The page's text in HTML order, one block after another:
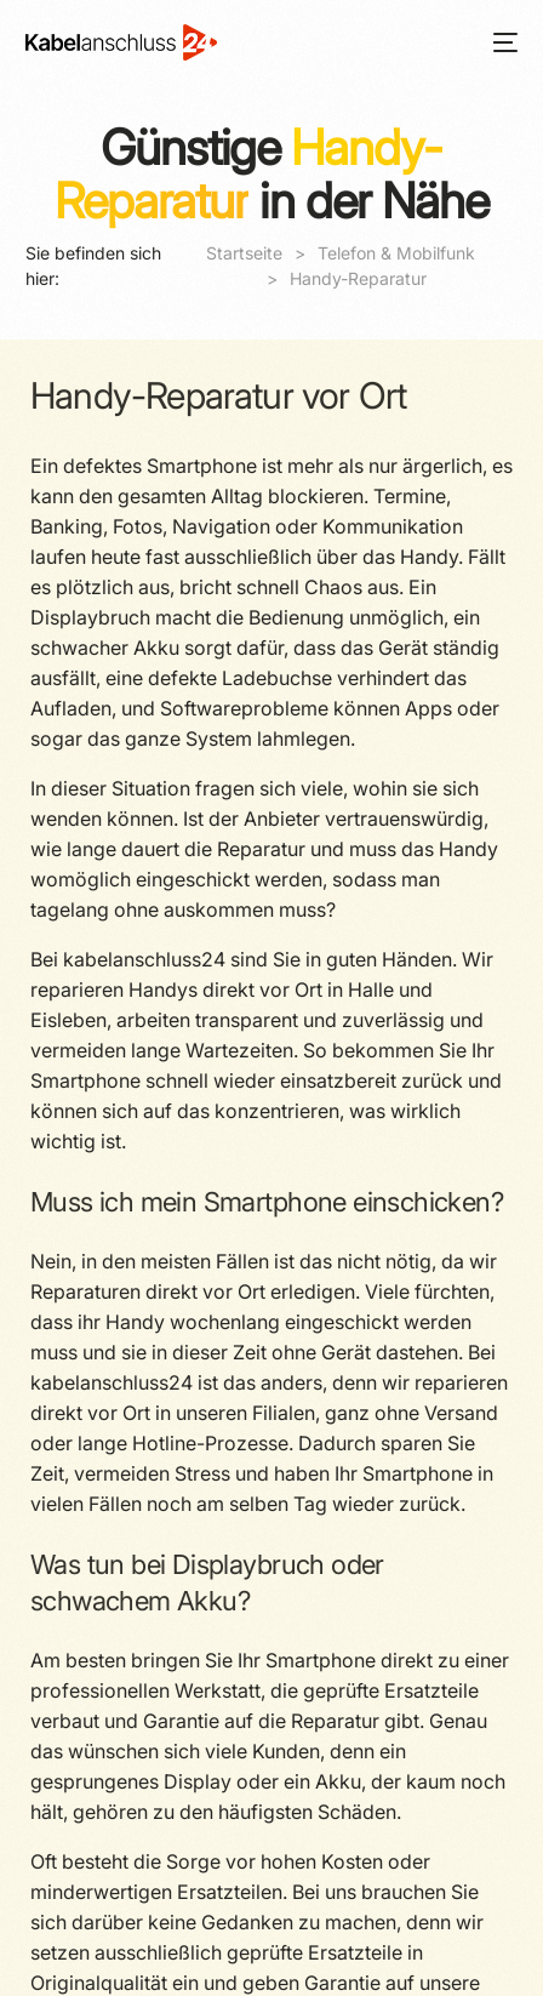
Günstige Handy-
Reparatur in der Nähe
Sie befinden sich
hier:
Startseite
Telefon & Mobilfunk
Handy-Reparatur
Handy-Reparatur vor Ort
Ein defektes Smartphone ist mehr als nur ärgerlich, es
kann den gesamten Alltag blockieren. Termine,
Banking, Fotos, Navigation oder Kommunikation
laufen heute fast ausschließlich über das Handy. Fällt
es plötzlich aus, bricht schnell Chaos aus. Ein
Displaybruch macht die Bedienung unmöglich, ein
schwacher Akku sorgt dafür, dass das Gerät ständig
ausfällt, eine defekte Ladebuchse verhindert das
Aufladen, und Softwareprobleme können Apps oder
sogar das ganze System lahmlegen.
In dieser Situation fragen sich viele, wohin sie sich
wenden können. Ist der Anbieter vertrauenswürdig,
wie lange dauert die Reparatur und muss das Handy
womöglich eingeschickt werden, sodass man
tagelang ohne auskommen muss?
Bei kabelanschluss24 sind Sie in guten Händen. Wir
reparieren Handys direkt vor Ort in Halle und
Eisleben, arbeiten transparent und zuverlässig und
vermeiden lange Wartezeiten. So bekommen Sie Ihr
Smartphone schnell wieder einsatzbereit zurück und
können sich auf das konzentrieren, was wirklich
wichtig ist.
Muss ich mein Smartphone einschicken?
Nein, in den meisten Fällen ist das nicht nötig, da wir
Reparaturen direkt vor Ort erledigen. Viele fürchten,
dass ihr Handy wochenlang eingeschickt werden
muss und sie in dieser Zeit ohne Gerät dastehen. Bei
kabelanschluss24 ist das anders, denn wir reparieren
direkt vor Ort in unseren Filialen, ganz ohne Versand
oder lange Hotline-Prozesse. Dadurch sparen Sie
Zeit, vermeiden Stress und haben Ihr Smartphone in
vielen Fällen noch am selben Tag wieder zurück.
Was tun bei Displaybruch oder
schwachem Akku?
Am besten bringen Sie Ihr Smartphone direkt zu einer
professionellen Werkstatt, die geprüfte Ersatzteile
verbaut und Garantie auf die Reparatur gibt. Genau
das wünschen sich viele Kunden, denn ein
gesprungenes Display oder ein Akku, der kaum noch
hält, gehören zu den häufigsten Schäden.
Oft besteht die Sorge vor hohen Kosten oder
minderwertigen Ersatzteilen. Bei uns brauchen Sie
sich darüber keine Gedanken zu machen, denn wir
setzen ausschließlich geprüfte Ersatzteile in
Originalqualität ein und geben Garantie auf unsere